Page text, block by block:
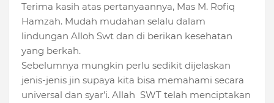
Terima kasih atas pertanyaannya, Mas M. Rofiq
Hamzah. Mudah mudahan selalu dalam
lindungan Alloh Swt dan di berikan kesehatan
yang berkah.
Sebelumnya mungkin perlu sedikit dijelaskan
jenis-jenis jin supaya kita bisa memahami secara
universal dan syar’i. Allah SWT telah menciptakan